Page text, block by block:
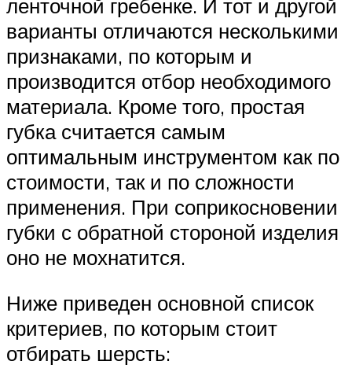
ленточной гребенке. И тот и другой
варианты отличаются несколькими
признаками, по которым и
производится отбор необходимого
материала. Кроме того, простая
губка считается самым
оптимальным инструментом как по
стоимости, так и по сложности
применения. При соприкосновении
губки с обратной стороной изделия
оно не мохнатится.
Ниже приведен основной список
критериев, по которым стоит
отбирать шерсть: